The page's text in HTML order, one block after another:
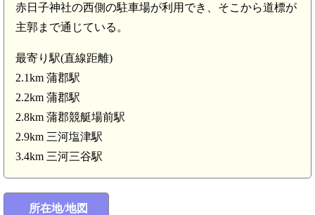
赤日子神社の西側の駐車場が利用でき、そこから道標が
主郭まで通じている。
最寄り駅(直線距離)
2.1km 蒲郡駅
2.2km 蒲郡駅
2.8km 蒲郡競艇場前駅
2.9km 三河塩津駅
3.4km 三河三谷駅
所在地/地図